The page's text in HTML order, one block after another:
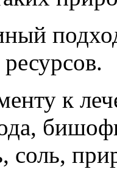
к
соль,